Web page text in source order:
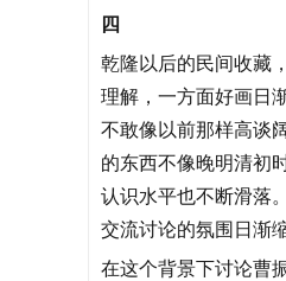
四
乾隆以后的民间收藏
理解，一方面好画日
不敢像以前那样高谈
的东西不像晚明清初
认识水平也不断滑落
交流讨论的氛围日渐缩
在这个背景下讨论曹